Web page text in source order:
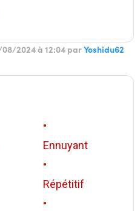
08/2024 à 12:04 parYoshidu62
•
Ennuyant
•
Répétitif
•